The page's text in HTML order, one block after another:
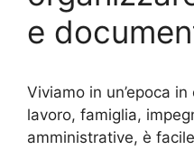
e
Viviamo in un’epoca
lavoro, famiglia,
amministrative, è